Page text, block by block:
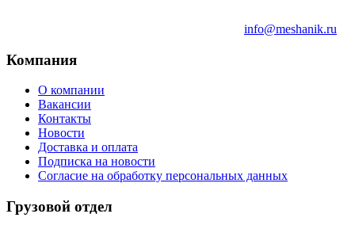
info@meshanik.ru
Компания
О компании
Вакансии
Контакты
Новости
Доставка и оплата
Подписка на новости
Согласие на обработку персональных данных
Грузовой отдел